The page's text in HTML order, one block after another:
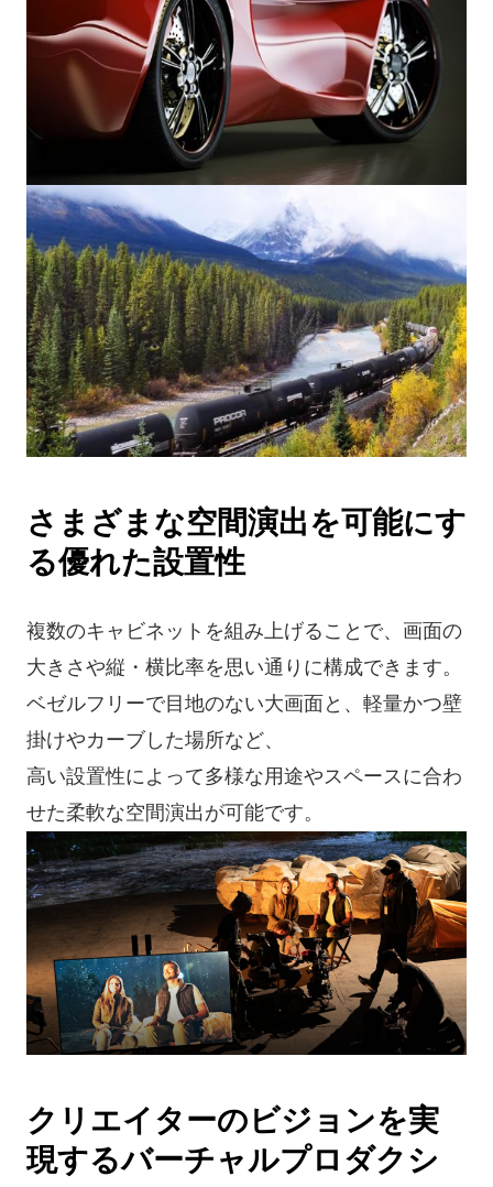
さまざまな空間演出を可能にす
る優れた設置性
複数のキャビネットを組み上げることで、画面の
大きさや縦・横比率を思い通りに構成できます。
ベゼルフリーで目地のない大画面と、軽量かつ壁
掛けやカーブした場所など、
高い設置性によって多様な用途やスペースに合わ
せた柔軟な空間演出が可能です。
クリエイターのビジョンを実
現するバーチャルプロダクシ